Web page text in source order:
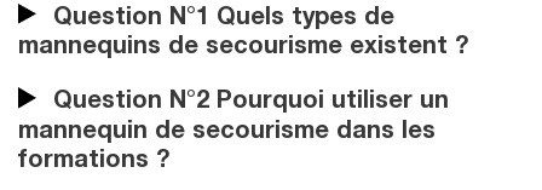
Question N°1 Quels types de
mannequins de secourisme existent ?
Question N°2 Pourquoi utiliser un
mannequin de secourisme dans les
formations ?